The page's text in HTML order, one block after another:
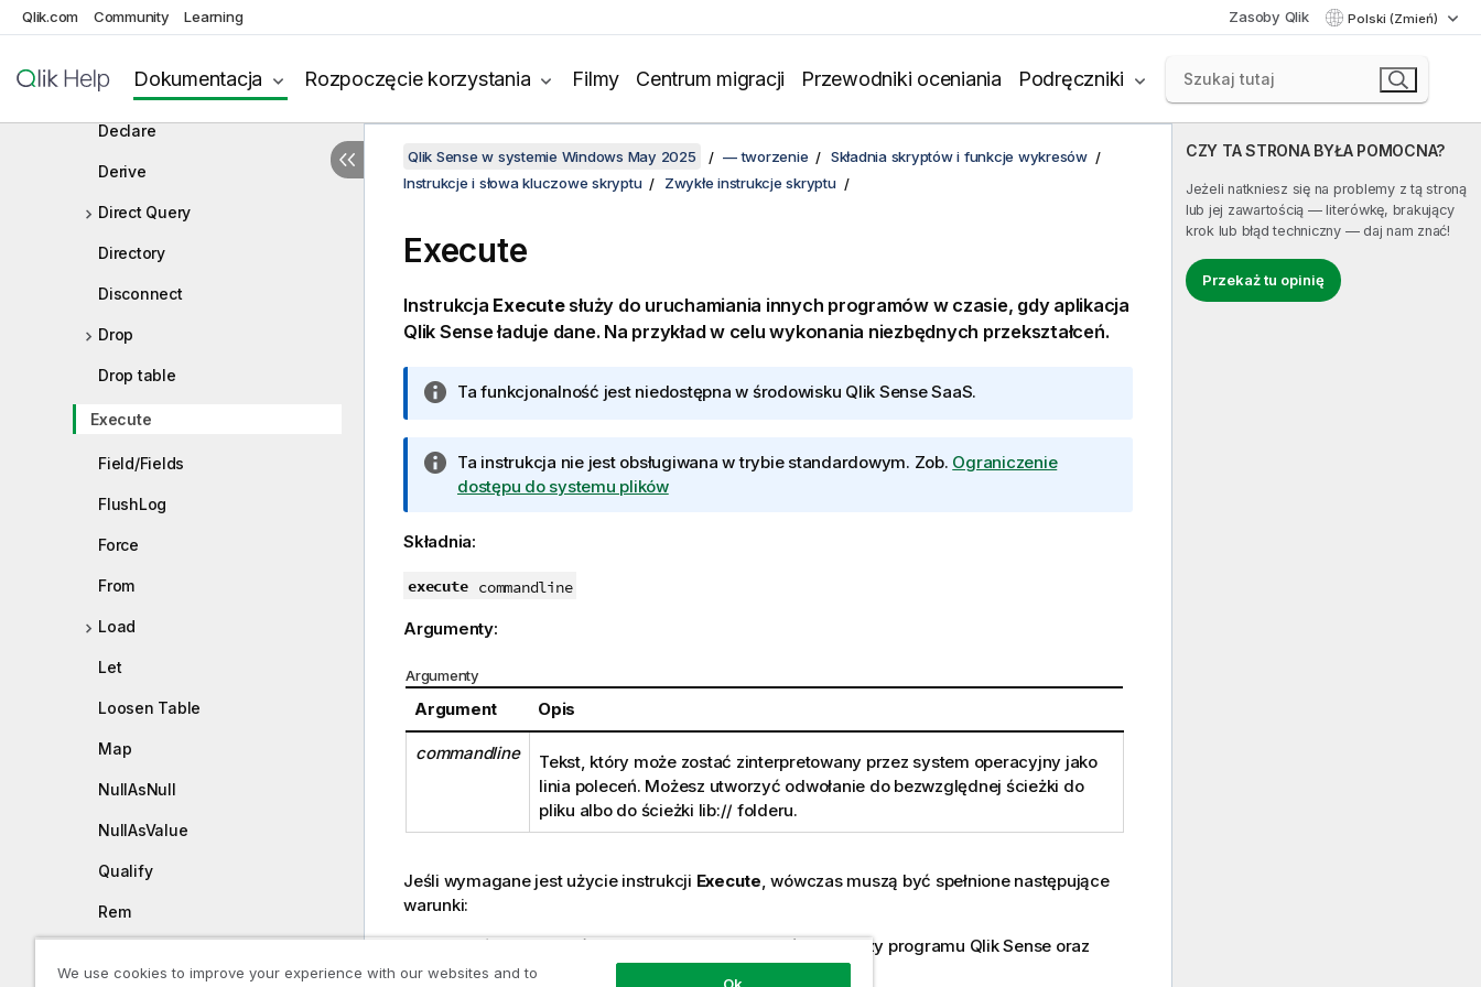
Qlik.com Community Learning Zasoby Qlik Polski (Zmień)
Dokumentacja Rozpoczęcie korzystania Filmy Centrum migracji Przewodniki oceniania Podręczniki
Comment field
Connect
Declare
Derive
Direct Query
Directory
Disconnect
Drop
Drop table
Execute
Field/Fields
FlushLog
Force
From
Load
Let
Loosen Table
Map
NullAsNull
NullAsValue
Qualify
Rem
CZY TA STRONA BYŁA POMOCNA?
Jeżeli natkniesz się na problemy z tą stroną
lub jej zawartością — literówkę, brakujący
krok lub błąd techniczny — daj nam znać!
Przekaż tu opinię
Qlik Sense w systemie Windows May 2025 — tworzenie
Składnia skryptów i funkcje wykresów
Instrukcje i słowa kluczowe skryptu
Zwykłe instrukcje skryptu
Execute
Instrukcja Executesłuży do uruchamiania innych programów w czasie, gdy aplikacja
Qlik Senseładuje dane. Na przykład w celu wykonania niezbędnych przekształceń.
I
o
r
a
j
Ta funkcjonalność jest niedostępna w środowisku Qlik Sense SaaS.
I
n
o
m
c
a
Ta instrukcja nie jest obsługiwana w trybie standardowym. Zob. Ograniczenie
dostępu do systemu plików
Składnia:
execute commandline
Argumenty:
Argumenty
Argument Opis
commandline
Tekst, który może zostać zinterpretowany przez system operacyjny jako
linia poleceń. Możesz utworzyć odwołanie do bezwzględnej ścieżki do
pliku albo do ścieżki lib:// folderu.
Jeśli wymagane jest użycie instrukcji Execute , wówczas muszą być spełnione następujące
warunki:
Należy uruchomić program w trybie zgodności (dotyczy programu Qlik Sense oraz
programuQlik Sense Desktop).
We use cookies to improve your experience with our websites and to